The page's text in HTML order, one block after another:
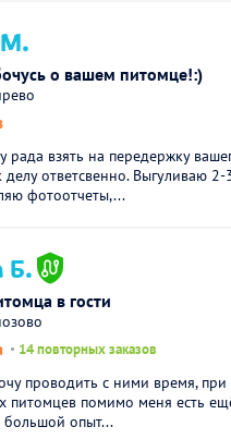
о вашем питомце!:)
взять на передержку
ответсвенно. Выгуливаю 2-
фотоотчеты,...
Б.
в гости
14 повторных заказов
проводить с ними время, при
питомцев помимо меня есть
опыт...